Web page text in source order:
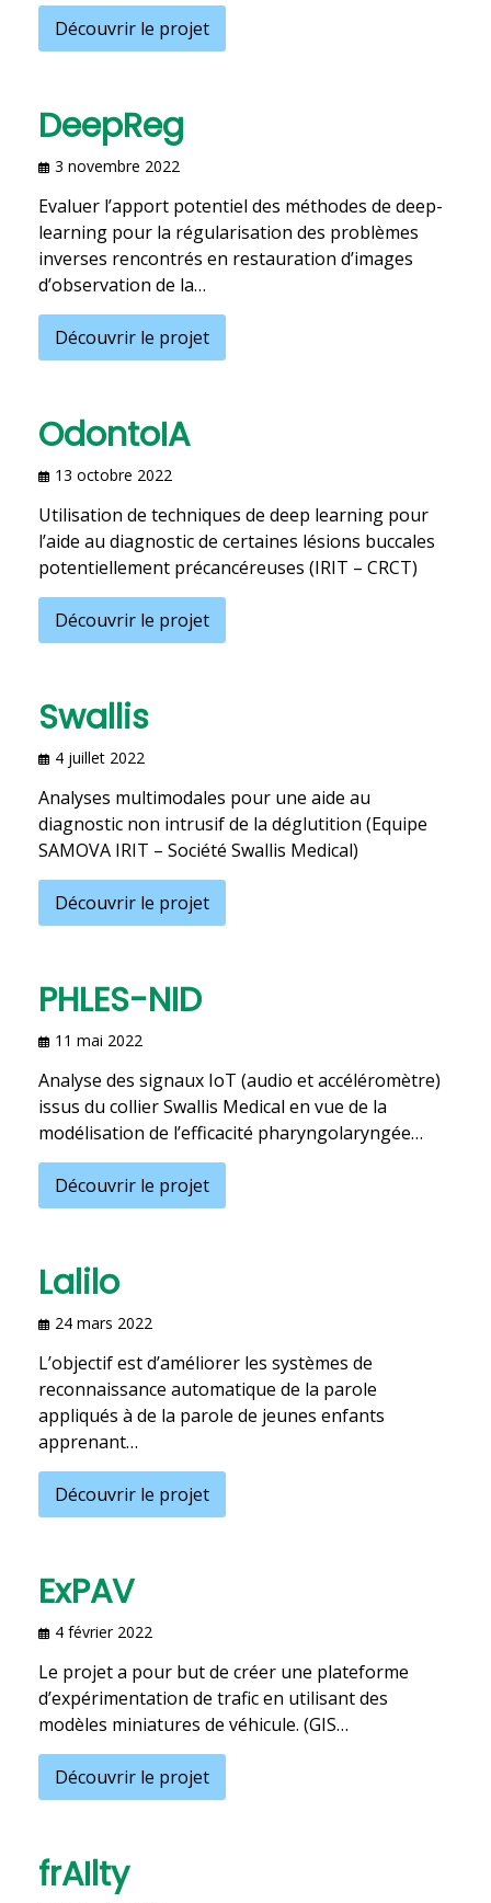
Découvrir le projet
DeepReg
3 novembre 2022
Evaluer l’apport potentiel des méthodes de deep-
learning pour la régularisation des problèmes
inverses rencontrés en restauration d’images
d’observation de la…
Découvrir le projet
OdontoIA
13 octobre 2022
Utilisation de techniques de deep learning pour
l’aide au diagnostic de certaines lésions buccales
potentiellement précancéreuses (IRIT – CRCT)
Découvrir le projet
Swallis
4 juillet 2022
Analyses multimodales pour une aide au
diagnostic non intrusif de la déglutition (Equipe
SAMOVA IRIT – Société Swallis Medical)
Découvrir le projet
PHLES-NID
11 mai 2022
Analyse des signaux IoT (audio et accéléromètre)
issus du collier Swallis Medical en vue de la
modélisation de l’efficacité pharyngolaryngée…
Découvrir le projet
Lalilo
24 mars 2022
L’objectif est d’améliorer les systèmes de
reconnaissance automatique de la parole
appliqués à de la parole de jeunes enfants
apprenant…
Découvrir le projet
ExPAV
4 février 2022
Le projet a pour but de créer une plateforme
d’expérimentation de trafic en utilisant des
modèles miniatures de véhicule. (GIS…
Découvrir le projet
frAIlty